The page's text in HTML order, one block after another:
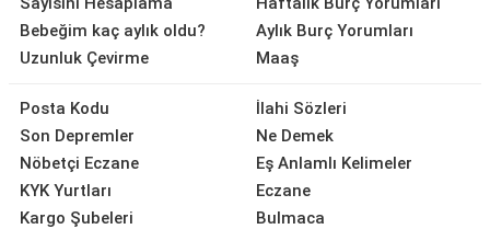
Bebeğim kaç aylık oldu?
Uzunluk Çevirme
Aylık Burç Yorumları
Maaş
Posta Kodu
Son Depremler
Nöbetçi Eczane
KYK Yurtları
Kargo Şubeleri
İlahi Sözleri
Ne Demek
Eş Anlamlı Kelimeler
Eczane
Bulmaca